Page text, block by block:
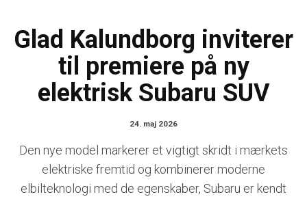
Glad Kalundborg inviterer
til premiere på ny
elektrisk Subaru SUV
24. maj 2026
Den nye model markerer et vigtigt skridt i mærkets
elektriske fremtid og kombinerer moderne
elbilteknologi med de egenskaber, Subaru er kendt